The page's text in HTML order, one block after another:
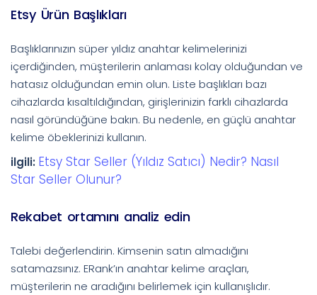
Etsy Ürün Başlıkları
Başlıklarınızın süper yıldız anahtar kelimelerinizi
içerdiğinden, müşterilerin anlaması kolay olduğundan ve
hatasız olduğundan emin olun. Liste başlıkları bazı
cihazlarda kısaltıldığından, girişlerinizin farklı cihazlarda
nasıl göründüğüne bakın. Bu nedenle, en güçlü anahtar
kelime öbeklerinizi kullanın.
ilgili: Etsy Star Seller (Yıldız Satıcı) Nedir? Nasıl
Star Seller Olunur?
Rekabet ortamını analiz edin
Talebi değerlendirin. Kimsenin satın almadığını
satamazsınız. ERank’ın anahtar kelime araçları,
müşterilerin ne aradığını belirlemek için kullanışlıdır.